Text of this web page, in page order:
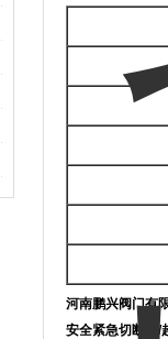
河南鹏兴阀门有
安全紧急切断阀/